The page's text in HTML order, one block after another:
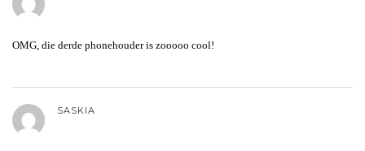
OMG, die derde phonehouder is zooooo cool!
SASKIA